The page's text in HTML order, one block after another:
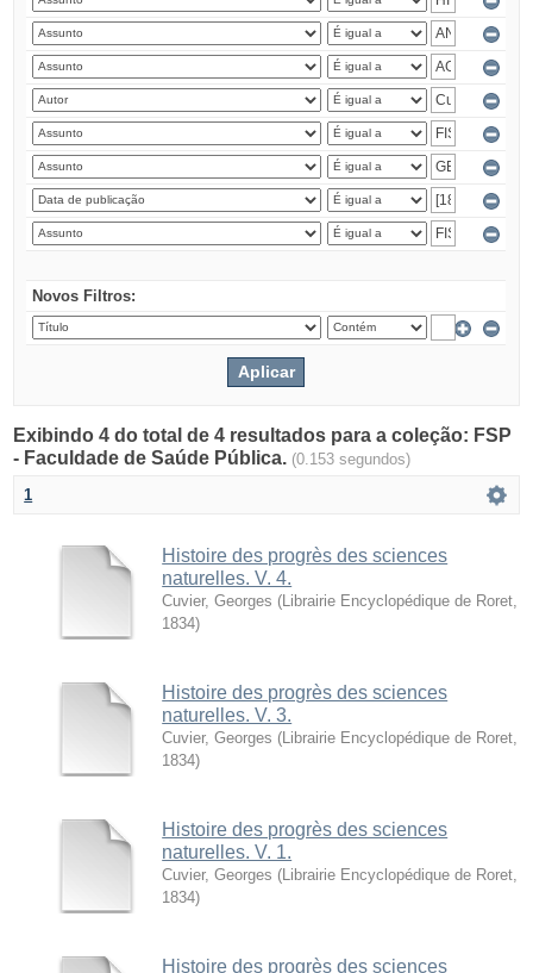
Novos Filtros:
Exibindo 4 do total de 4 resultados para a coleção: FSP
- Faculdade de Saúde Pública. (0.153 segundos)
1
Histoire des progrès des sciences
naturelles. V. 4.
Cuvier, Georges ( Librairie Encyclopédique de Roret
1834)
Histoire des progrès des sciences
naturelles. V. 3.
Cuvier, Georges ( Librairie Encyclopédique de Roret
1834)
Histoire des progrès des sciences
naturelles. V. 1.
Cuvier, Georges ( Librairie Encyclopédique de Roret
1834)
Histoire des progrès des sciences